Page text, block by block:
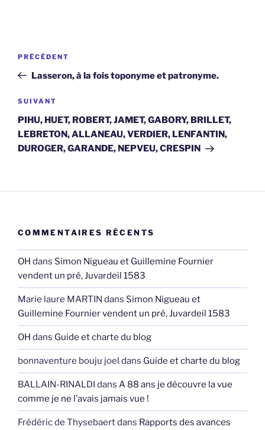
Navigation
l’article
Article
précédent
PRÉCÉDENT
Lasseron, à la fois toponyme et patronyme.
Article
suivant
SUIVANT
PIHU, HUET, ROBERT, JAMET, GABORY, BRILLET,
LEBRETON, ALLANEAU, VERDIER, LENFANTIN,
DUROGER, GARANDE, NEPVEU, CRESPIN
COMMENTAIRES RÉCENTS
OH dans Simon Nigueau et Guillemine Fournier
vendent un pré, Juvardeil 1583
Marie laure MARTIN dans Simon Nigueau et
Guillemine Fournier vendent un pré, Juvardeil 1583
OH dans Guide et charte du blog
bonnaventure bouju joel dans Guide et charte du blog
BALLAIN-RINALDI dans A 88 ans je découvre la vue
comme je ne l’avais jamais vue !
Frédéric de Thysebaertdans Rapports des avances